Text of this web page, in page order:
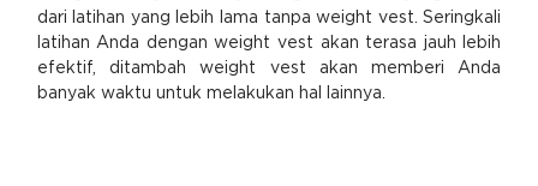
dari latihan yang lebih lama tanpa weight vest. Seringkali
latihan Anda dengan weight vest akan terasa jauh lebih
efektif, ditambah weight vest akan memberi Anda
banyak waktu untuk melakukan hal lainnya.